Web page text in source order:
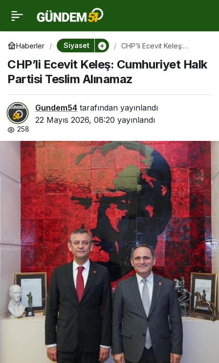
Haberler Siyaset
CHP’li Ecevit Keleş:
Teslim Alınamaz
CHP’li Ecevit Keleş: Cumhuriyet Halk
Partisi Teslim Alınamaz
Gundem54 tarafından yayınlandı
22 Mayıs 2026, 08:20 yayınlandı
258
CHP’li Ecevit Keleş:
Cumhuriyet Halk Partisi
Teslim Alınamaz